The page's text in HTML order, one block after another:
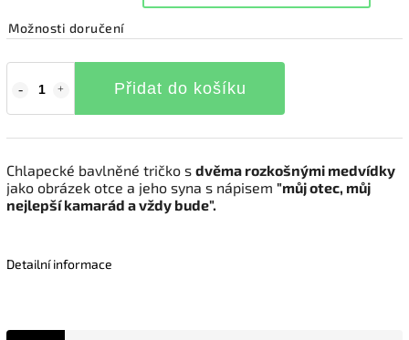
Možnosti doručení
Přidat do košíku
Chlapecké bavlněné tričko s dvěma rozkošnými medvídky
jako obrázek otce a jeho syna s nápisem "můj otec, můj
nejlepší kamarád a vždy bude".
Detailní informace